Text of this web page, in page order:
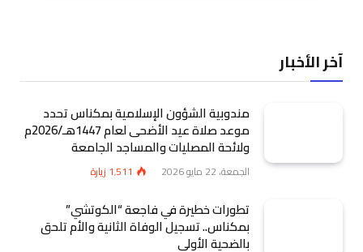
آخر الأخبار
مندوبية الشؤون الإسلامية بمكناس تحدد
موعد صلاة عيد الأضحى لعام 1447هـ/2026م
ولائحة المصليات والمساجد الجامعة
الجمعة، 22 مايو 2026 1٬511 زيارة
تطورات خطيرة في فاجعة “الكوتشي”
بمكناس.. تسجيل الوفاة الثانية والأم تلحق
بالضحية الأولى